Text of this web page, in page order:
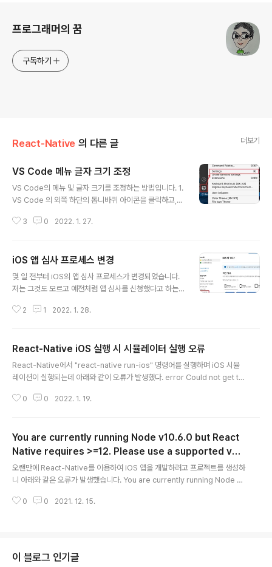
프로그래머의 꿈
구독하기
React-Native 의 다른 글 더보기
VS Code 메뉴 글자 크기 조정
VS Code의 메뉴 및 글자 크기를 조정하는 방법입니다. 1.
VS Code 의 외쪽 하단의 톱니바퀴 아이콘을 클릭하고,
상단의 검색에 "zoom"을 입력하면 Window의 Zoom L
3 0 2022. 1. 27.
iOS 앱 심사 프로세스 변경
몇 일 전부터 iOS의 앱 심사 프로세스가 변경되었습니다.
저는 그것도 모르고 예전처럼 앱 심사를 신청했다고 하는
습니다. 1. App Store Connect에 일반정보 > 앱 심사
합니다. 3. 제출 확인 화면에서 앱 심사에 제출 버튼을 클릭
한다. 4. 아래와 같이 앱 심사를 제출한 확인 내용이 표시됩
니다.
2 1 2022. 1. 28.
React-Native iOS 실행 시 시뮬레이터 실행 오류
React-Native에서 "react-native run-ios" 명령어를 실행하며 iOS 시뮬
레이션이 실행되는데 아래와 같이 오류가 발생했다. error Could not get th
roject directly from there to resolve the remaining issues. 해결 방
※ XCode가 문제가 있어 삭제 후 새로 XCode를 설치해서 발생한 것으로 생
각됩니다.
0 0 2022. 1. 19.
You are currently running Node v10.6.0 but React
Native requires >=12. Please use a supported ver
sion of Node.
오랜만에 React-Native를 이용하여 iOS 앱을 개발하려고 프로젝트를 생성하
니 아래와 같은 오류가 발생했습니다. You are currently running Node v1
rsion of Node. Node.js의 버전을 12이상으로 갱신하라고 표시되어서 아래
s.org Node.js ..
0 0 2021. 12. 15.
이 블로그 인기글